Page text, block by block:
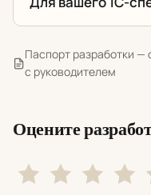
Паспорт разработки —
с руководителем
Оцените